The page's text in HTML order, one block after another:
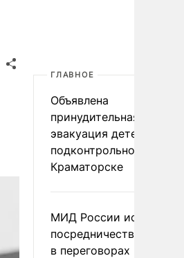
ГЛАВНОЕ
Объявлена
принудительная
эвакуация детей в
подконтрольном Киеву
Краматорске
МИД России исключил
посредничество
в переговорах по